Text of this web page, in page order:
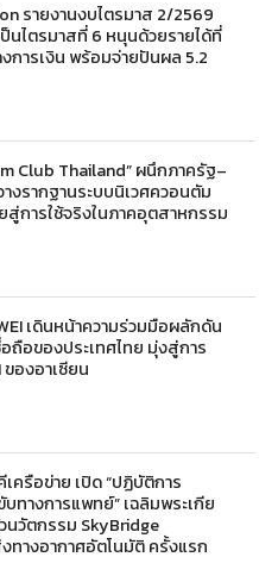
รายงานงบไตรมาส 2/2569
ป็นไตรมาสที่ 6 หนุนด้วยรายได้ที่
การเงิน พร้อมจ่ายปันผล 5.2
Club Thailand” ผนึกภาครัฐ–
งรากฐานระบบนิเวศควอนตัม
สู่การใช้จริงในภาคอุตสาหกรรม
เดินหน้าความร่วมมือผลักดัน
ถือของประเทศไทย มุ่งสู่การ
องอาเซียน
ครือข่าย เปิด “ปฏิบัติการ
ทางการแพทย์” เฉลิมพระเกีย
นวัตกรรม SkyBridge
างอากาศอัตโนมัติ ครั้งแรก